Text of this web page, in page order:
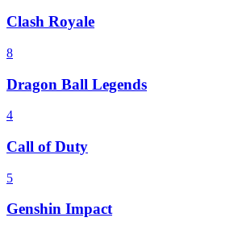
Clash Royale
8
Dragon Ball Legends
4
Call of Duty
5
Genshin Impact